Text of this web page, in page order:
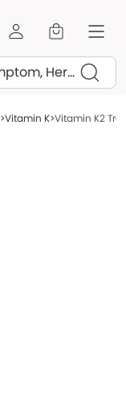
Vitamin K Vitamin K2